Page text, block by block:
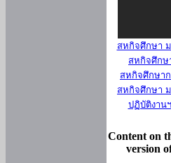
สหกิจศึกษา
สหกิจศึกษ
สหกิจศึกษา
สหกิจศึกษา
ปฏิบัติงานฯ
Content on
version